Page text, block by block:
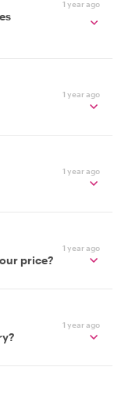
1 year ago
1 year ago
1 year ago
1 year ago
price?
1 year ago